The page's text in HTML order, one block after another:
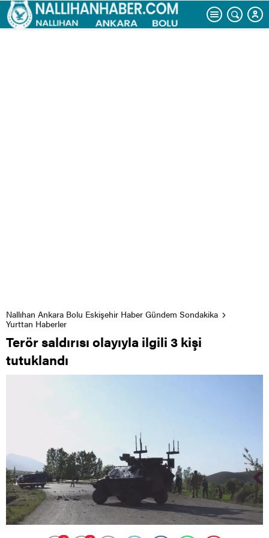
Nallıhan Ankara Bolu Eskişehir Haber Gündem Sondakika
Yurttan Haberler
Terör saldırısı olayıyla ilgili 3 kişi
tutuklandı
şantiyesinde
çıkan yangının
büyüklüğü